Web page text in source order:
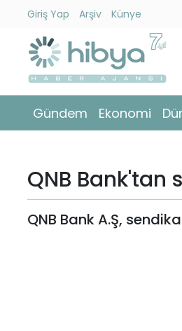
Giriş Yap Arşiv Künye
Gündem Ekonomi
Gündem
Ekonomi
Yaşam
Kültür
QNB Bank'tan
QNB Bank A.Ş,